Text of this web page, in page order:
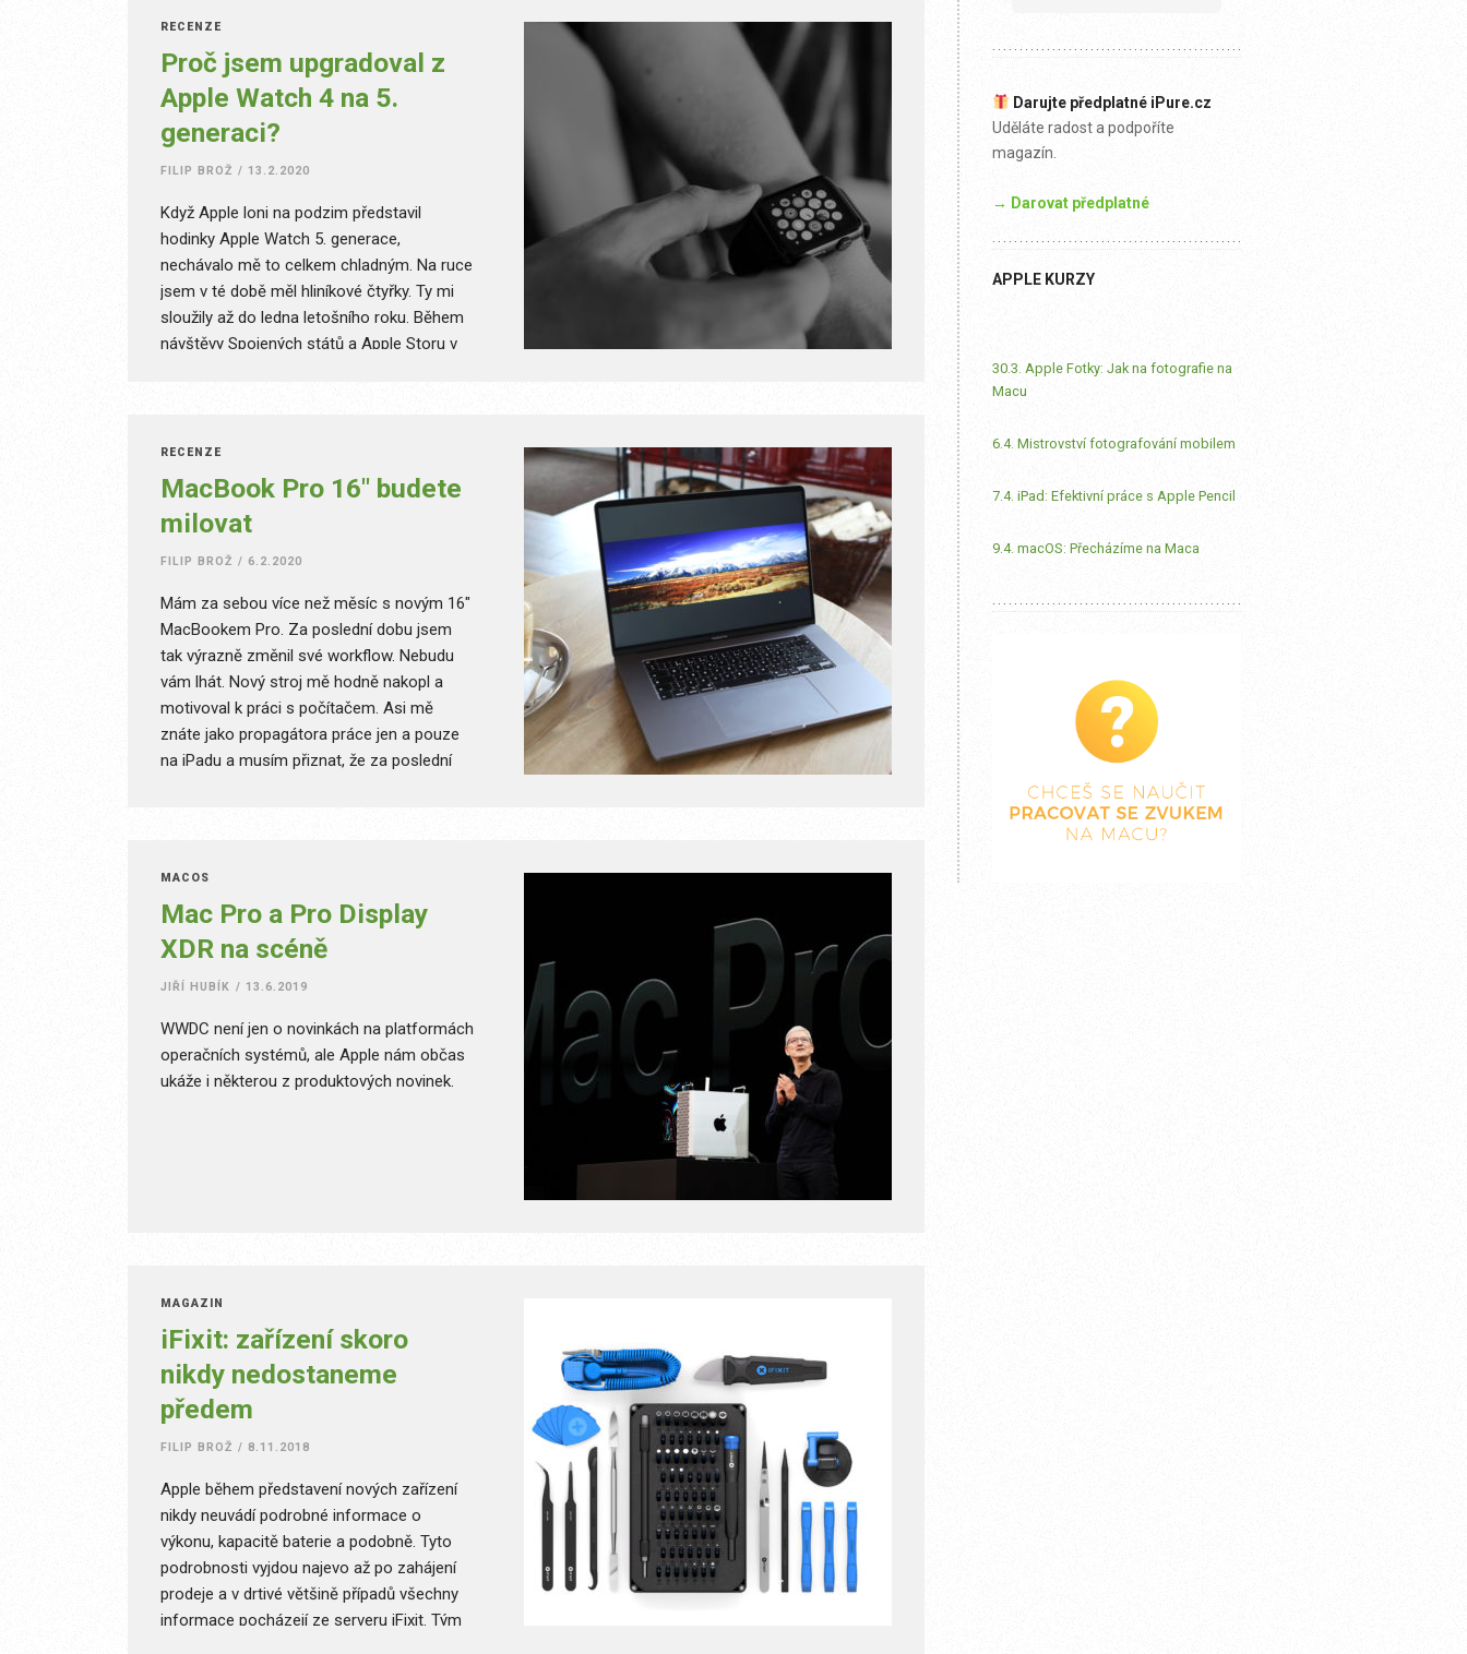
RECENZE
Proč jsem upgradoval z
Apple Watch 4 na 5.
generaci?
FILIP BROŽ / 13.2.2020
Když Apple loni na podzim představil
hodinky Apple Watch 5. generace,
nechávalo mě to celkem chladným. Na ruce
jsem v té době měl hliníkové čtyřky. Ty mi
sloužily až do ledna letošního roku. Během
návštěvy Spojených států a Apple Storu v
RECENZE
MacBook Pro 16″ budete
milovat
FILIP BROŽ / 6.2.2020
Mám za sebou více než měsíc s novým 16″
MacBookem Pro. Za poslední dobu jsem
tak výrazně změnil své workflow. Nebudu
vám lhát. Nový stroj mě hodně nakopl a
motivoval k práci s počítačem. Asi mě
znáte jako propagátora práce jen a pouze
na iPadu a musím přiznat, že za poslední
MacBook Pro se fakt povedl a jen mi
otevřel nové obzory. Rád bych vás s nimi
MACOS
Mac Pro a Pro Display
XDR na scéně
JIŘÍ HUBÍK / 13.6.2019
WWDC není jen o novinkách na platformách
operačních systémů, ale Apple nám občas
ukáže i některou z produktových novinek.
MAGAZÍN
iFixit: zařízení skoro
nikdy nedostaneme
předem
FILIP BROŽ / 8.11.2018
Apple během představení nových zařízení
nikdy neuvádí podrobné informace o
výkonu, kapacitě baterie a podobně. Tyto
podrobnosti vyjdou najevo až po zahájení
prodeje a v drtivé většině případů všechny
informace pocházejí ze serveru iFixit. Tým
Darujte předplatné iPure.cz
Uděláte radost a podpoříte
magazín.
→ Darovat předplatné
APPLE KURZY
30.3. Apple Fotky: Jak na fotografie na
Macu
6.4. Mistrovství fotografování mobilem
7.4. iPad: Efektivní práce s Apple Pencil
9.4. macOS: Přecházíme na Maca